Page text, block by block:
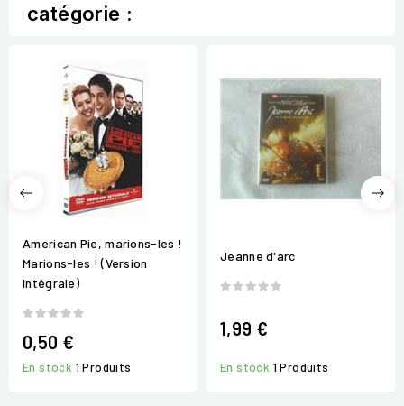
catégorie :
American Pie, marions-les !
Marions-les ! (Version
Intégrale)
0,50 €
En stock 1 Produits
Jeanne d'arc
1,99 €
En stock 1 Produits